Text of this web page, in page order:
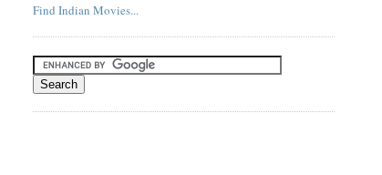
Find Indian Movies...